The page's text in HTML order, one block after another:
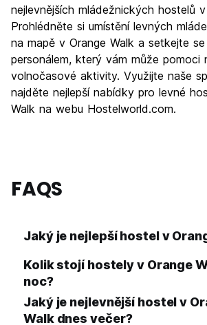
nejlevnějších mládežnických hostelů
Prohlédněte si umístění levných
na mapě v Orange Walk a setkejte
personálem, který vám může pomoci
volnočasové aktivity. Využijte naše
najděte nejlepší nabídky pro levné
Walk na webu Hostelworld.com.
FAQS
Jaký je nejlepší hostel v
Kolik stojí hostely v Orange
noc?
Jaký je nejlevnější hostel v
Walk dnes večer?